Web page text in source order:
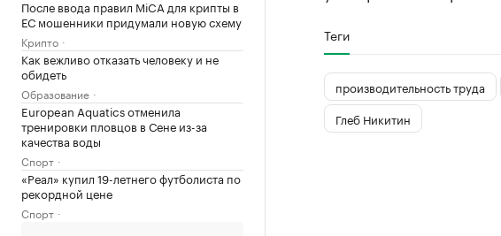
После ввода правил MiCA для крипты в
ЕС мошенники придумали новую схему
Крипто
Как вежливо отказать человеку и не
обидеть
Образование
European Aquatics отменила
тренировки пловцов в Сене из-за
качества воды
Спорт
«Реал» купил 19-летнего футболиста по
рекордной цене
Спорт
Теги
производительность труда
Глеб Никитин